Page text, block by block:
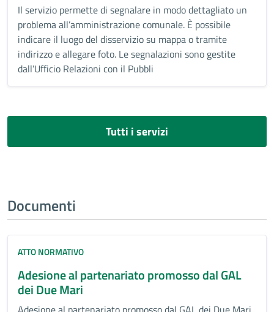
Il servizio permette di segnalare in modo dettagliato un
problema all’amministrazione comunale. È possibile
indicare il luogo del disservizio su mappa o tramite
indirizzo e allegare foto. Le segnalazioni sono gestite
dall’Ufficio Relazioni con il Pubbli
Tutti i servizi
Documenti
ATTO NORMATIVO
Adesione al partenariato promosso dal GAL
dei Due Mari